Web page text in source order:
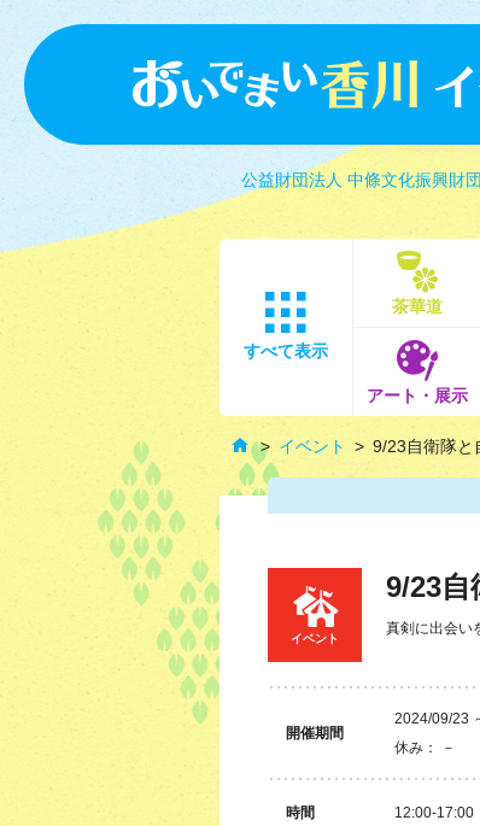
公益財団法人 中條文化振興財団
すべて表示
茶華道
アート・展示
イベント 9/23自衛隊と
イベント
9/23自
真剣に出会い
開催期間
2024/09/23
休み： －
時間 12:00-17:00